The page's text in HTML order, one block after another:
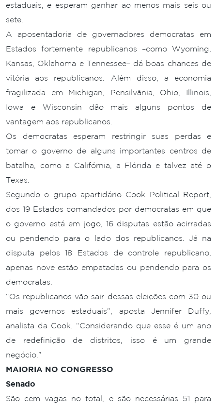
estaduais, e esperam ganhar ao menos mais seis ou
sete.
A aposentadoria de governadores democratas em
Estados fortemente republicanos –como Wyoming,
Kansas, Oklahoma e Tennessee– dá boas chances de
vitória aos republicanos. Além disso, a economia
fragilizada em Michigan, Pensilvânia, Ohio, Illinois,
Iowa e Wisconsin dão mais alguns pontos de
vantagem aos republicanos.
Os democratas esperam restringir suas perdas e
tomar o governo de alguns importantes centros de
batalha, como a Califórnia, a Flórida e talvez até o
Texas.
Segundo o grupo apartidário Cook Political Report,
dos 19 Estados comandados por democratas em que
o governo está em jogo, 16 disputas estão acirradas
ou pendendo para o lado dos republicanos. Já na
disputa pelos 18 Estados de controle republicano,
apenas nove estão empatadas ou pendendo para os
democratas.
“Os republicanos vão sair dessas eleições com 30 ou
mais governos estaduais”, aposta Jennifer Duffy,
analista da Cook. “Considerando que esse é um ano
de redefinição de distritos, isso é um grande
negócio.”
MAIORIA NO CONGRESSO
Senado
São cem vagas no total, e são necessárias 51 para